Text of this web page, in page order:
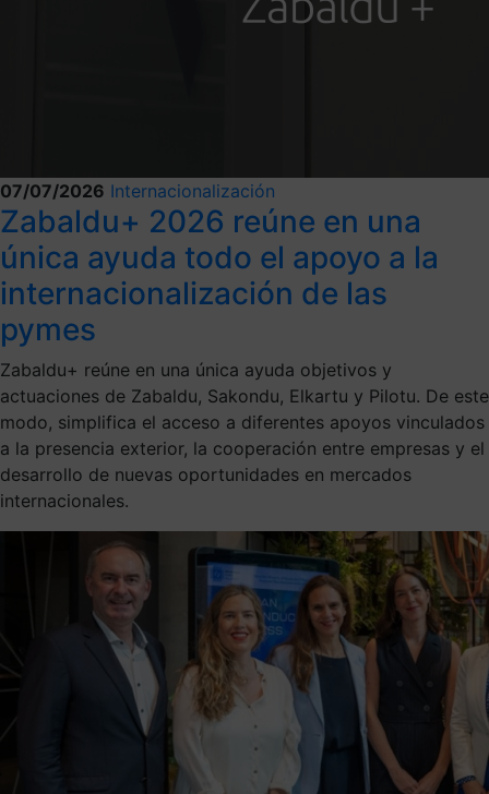
07/07/2026 Internacionalización
Zabaldu+ 2026 reúne en una
única ayuda todo el apoyo a la
internacionalización de las
pymes
Zabaldu+ reúne en una única ayuda objetivos y
actuaciones de Zabaldu, Sakondu, Elkartu y Pilotu. De este
modo, simplifica el acceso a diferentes apoyos vinculados
a la presencia exterior, la cooperación entre empresas y el
desarrollo de nuevas oportunidades en mercados
internacionales.